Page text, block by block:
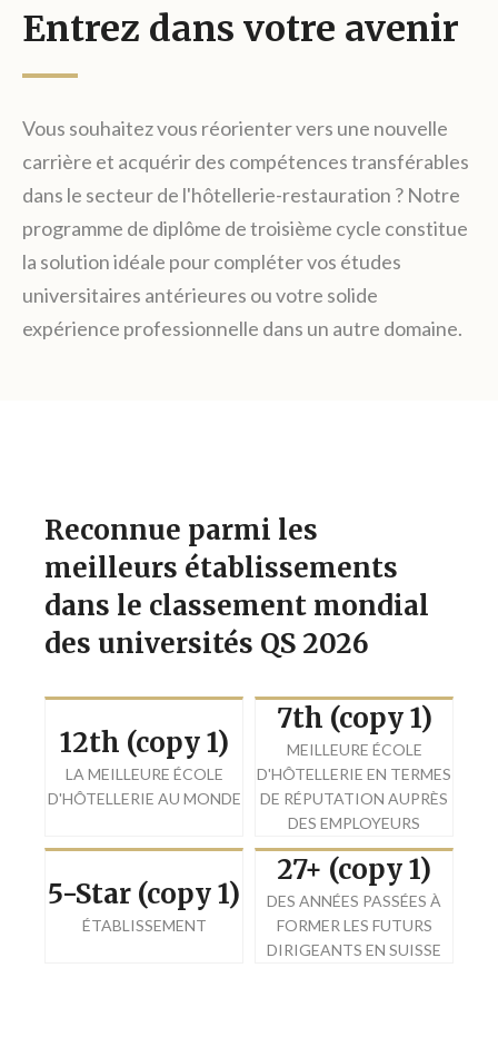
Entrez dans votre avenir
Vous souhaitez vous réorienter vers une nouvelle
carrière et acquérir des compétences transférables
dans le secteur de l'hôtellerie-restauration ? Notre
programme de diplôme de troisième cycle constitue
la solution idéale pour compléter vos études
universitaires antérieures ou votre solide
expérience professionnelle dans un autre domaine.
Reconnue parmi les
meilleurs établissements
dans le classement mondial
des universités QS 2026
12th (copy 1)
LA MEILLEURE ÉCOLE
D'HÔTELLERIE AU MONDE
7th (copy 1)
MEILLEURE ÉCOLE
D'HÔTELLERIE EN TERMES
DE RÉPUTATION AUPRÈS
DES EMPLOYEURS
5-Star (copy 1)
ÉTABLISSEMENT
27+ (copy 1)
DES ANNÉES PASSÉES À
FORMER LES FUTURS
DIRIGEANTS EN SUISSE